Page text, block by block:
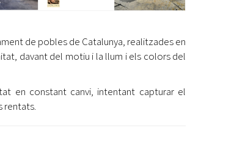
de pobles de Catalunya, realitzades en
davant del motiu i la llum i els colors del
en constant canvi, intentant capturar el
rentats.